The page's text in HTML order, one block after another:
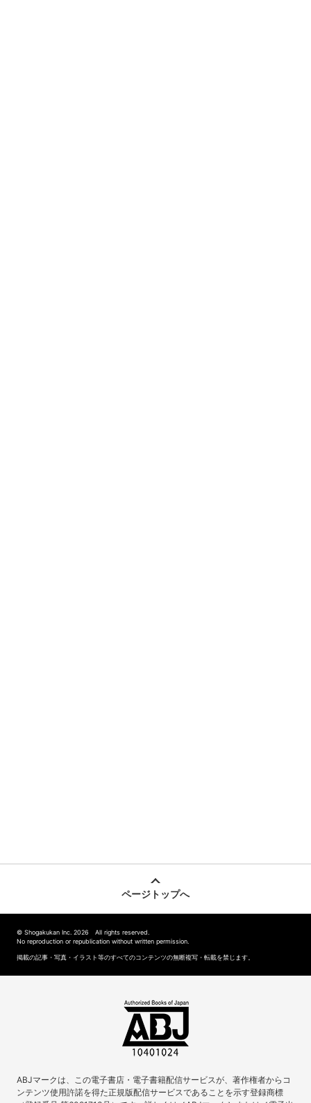
ページトップへ
© Shogakukan Inc. 2026 All rights reserved.
No reproduction or republication without written permission.
掲載の記事・写真・イラスト等のすべてのコンテンツの無断複写・転載を禁じます。
ABJマークは、この電子書店・電子書籍配信サービスが、著作権者からコ
ンテンツ使用許諾を得た正規版配信サービスであることを示す登録商標